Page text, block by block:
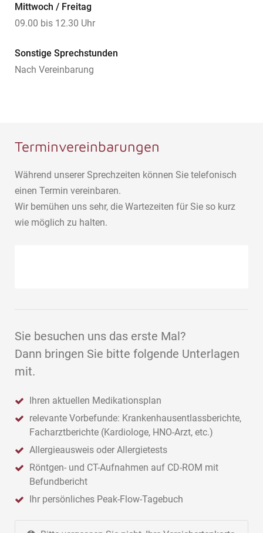
Mittwoch / Freitag
09.00 bis 12.30 Uhr
Sonstige Sprechstunden
Nach Vereinbarung
Terminvereinbarungen
Während unserer Sprechzeiten können Sie telefonisch
einen Termin vereinbaren.
Wir bemühen uns sehr, die Wartezeiten für Sie so kurz
wie möglich zu halten.
Sie besuchen uns das erste Mal?
Dann bringen Sie bitte folgende Unterlagen
mit.
Ihren aktuellen Medikationsplan
relevante Vorbefunde: Krankenhausentlassberichte,
Facharztberichte (Kardiologe, HNO-Arzt, etc.)
Allergieausweis oder Allergietests
Röntgen- und CT-Aufnahmen auf CD-ROM mit
Befundbericht
Ihr persönliches Peak-Flow-Tagebuch